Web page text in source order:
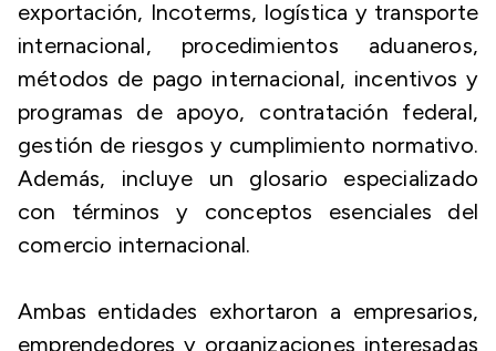
exportación, Incoterms, logística y transporte
internacional, procedimientos aduaneros,
métodos de pago internacional, incentivos y
programas de apoyo, contratación federal,
gestión de riesgos y cumplimiento normativo.
Además, incluye un glosario especializado
con términos y conceptos esenciales del
comercio internacional.
Ambas entidades exhortaron a empresarios,
emprendedores y organizaciones interesadas